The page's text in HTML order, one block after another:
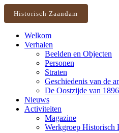
Historisch Zaandam
Welkom
Verhalen
Beelden en Objecten
Personen
Straten
Geschiedenis van de
De Oostzijde van 1896
Nieuws
Activiteiten
Magazine
Werkgroep